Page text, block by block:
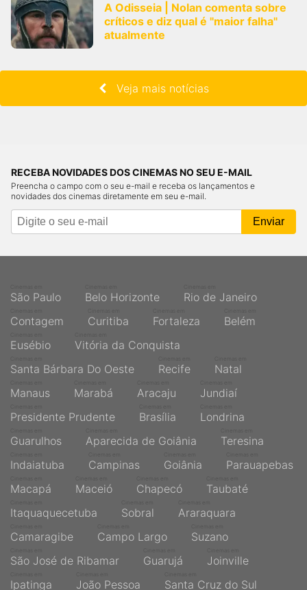
A Odisseia | Nolan comenta sobre
críticos e diz qual é "maior falha"
atualmente
Veja mais notícias
RECEBA NOVIDADES DOS CINEMAS NO SEU E-MAIL
Preencha o campo com o seu e-mail e receba os lançamentos e
novidades dos cinemas diretamente em seu e-mail.
São Paulo Belo Horizonte Rio de Janeiro
Contagem Curitiba Fortaleza Belém
Eusébio Vitória da Conquista
Santa Bárbara Do Oeste Recife Natal
Manaus Marabá Aracaju Jundiaí
Presidente Prudente Brasília Londrina
Guarulhos Aparecida de Goiânia Teresina
Indaiatuba Campinas Goiânia Parauapebas
Macapá Maceió Chapecó Taubaté
Itaquaquecetuba Sobral Araraquara
Camaragibe Campo Largo Suzano
São José de Ribamar Guarujá Joinville
Ipatinga João Pessoa Santa Cruz do Sul